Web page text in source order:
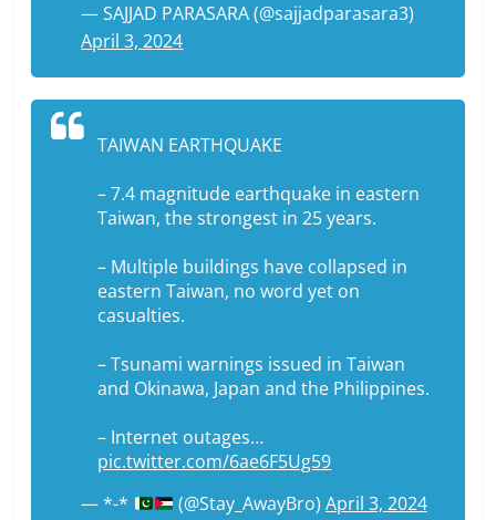
— SAJJAD PARASARA (@sajjadparasara3)
April 3, 2024
TAIWAN EARTHQUAKE
– 7.4 magnitude earthquake in eastern
Taiwan, the strongest in 25 years.
– Multiple buildings have collapsed in
eastern Taiwan, no word yet on
casualties.
– Tsunami warnings issued in Taiwan
and Okinawa, Japan and the Philippines.
– Internet outages…
pic.twitter.com/6ae6F5Ug59
— *-*
(@Stay_AwayBro) April 3, 2024